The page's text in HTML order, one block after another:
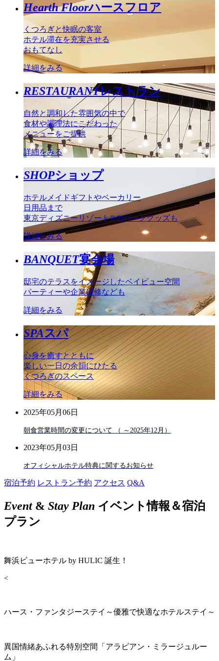
Hearth Floorハースフロア
くつろぎと快眠の客室
ホテル滞在を充実させる
おもてなし
詳細をみる
RESTAURANTレストラン
自然と調和した雰囲気の中で
食材や調理法にこだわった
メニューをご提供
詳細をみる
SHOPショップ
ホテルメイドギフトやベーカリー
日用品まで
東京ディズニーリゾート®のパークグッズも
詳細をみる
BANQUET宴会場
邸宅のテラスをイメージしたベイビュー空間
パーティーや企業研修なども
詳細をみる
SPAスパ
心身を癒すとともに
楽しい一日の余韻にひたる
くつろぎのスペース
詳細をみる
2025年05月06日
朝食営業時間の変更について （ ～2025年12月）
2023年05月03日
オフィシャルホテル特典に関するお知らせ
宿泊予約 レストラン予約 アクセス Q&A
Event& Stay Plan イベント情報＆宿泊
プラン
舞浜ビューホテル by HULIC 誕生！
<
ハース・ファンタジーステイ～優雅で快適なホテルステイ～
異国情緒あふれる特別空間「アラビアン・ミラージュルー
ム」